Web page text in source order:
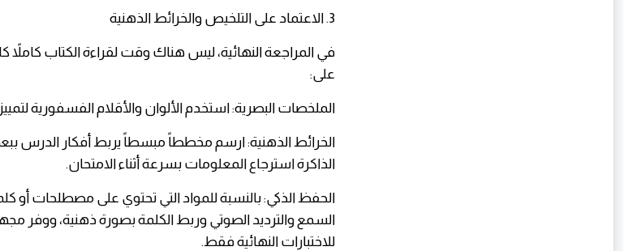
3. الاعتماد على التلخيص والخرائط الذهنية
في المراجعة النهائية، ليس هناك وقت لقراءة الكتاب كاملاً
على:
الملخصات البصرية: استخدم الألوان والأقلام الفسفورية
الخرائط الذهنية: ارسم مخططاً مبسطاً يربط أفكار الدرس
الذاكرة استرجاع المعلومات بسرعة أثناء الامتحان.
الحفظ الذكي: بالنسبة للمواد التي تحتوي على مصطلحات أو
السمع والترديد الصوتي وربط الكلمة بصورة ذهنية، ووفر
للاختبارات النهائية فقط.